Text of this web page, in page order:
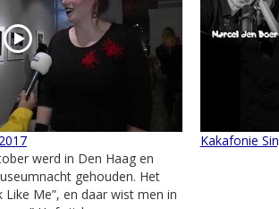
werd in Den Haag en
gehouden. Het
Me”, en daar wist men in
Kakafonie